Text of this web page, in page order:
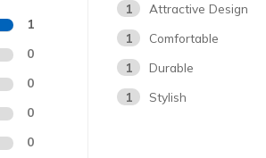
1
0
0
0
0
1
Attractive Design
1
Comfortable
1
Durable
1
Stylish